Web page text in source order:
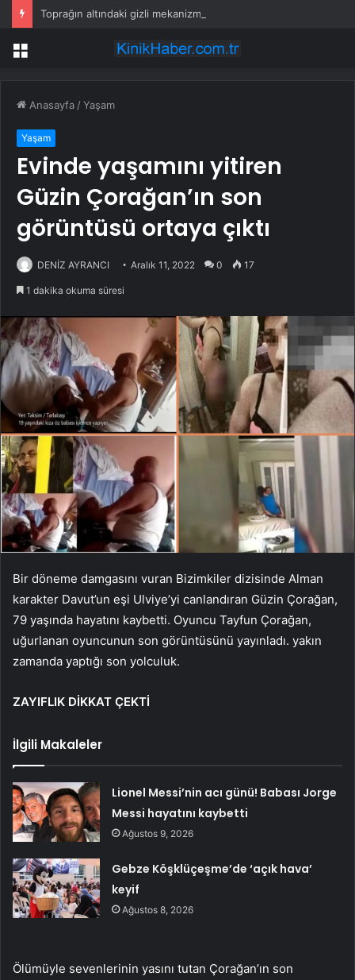
Menü
Anasayfa /Yaşam
Yaşam
Evinde yaşamını yitiren
Güzin Çorağan’ın son
görüntüsü ortaya çıktı
DENİZ AYRANCI Aralık 11, 2022 0 17
1 dakika okuma süresi
Bir döneme damgasını vuran Bizimkiler dizisinde Alman
karakter Davut’un eşi Ulviye’yi canlandıran Güzin Çorağan,
79 yaşında hayatını kaybetti. Oyuncu Tayfun Çorağan,
uğurlanan oyuncunun son görüntüsünü yayınladı. yakın
zamanda yaptığı son yolculuk.
ZAYIFLIK DİKKAT ÇEKTİ
İlgili Makaleler
Lionel Messi’nin acı günü! Babası Jorge
Messi hayatını kaybetti
Ağustos 9, 2026
Gebze Köşklüçeşme’de ‘açık hava’
keyif
Ağustos 8, 2026
Ölümüyle sevenlerinin yasını tutan Çorağan’ın son